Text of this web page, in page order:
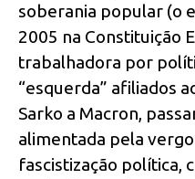
soberania popular (o
2005 na Constituição
trabalhadora por
“esquerda” afiliados
Sarko a Macron,
alimentada pela
fascistização política,